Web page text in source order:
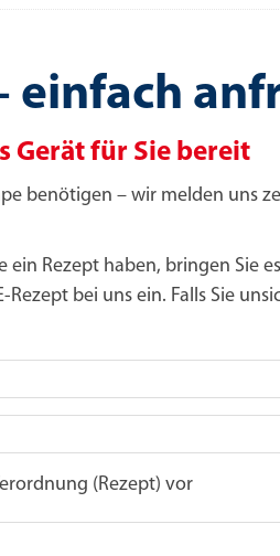
einfach
Gerät für Sie bereit
benötigen – wir melden uns
Rezept haben, bringen Sie
bei uns ein. Falls Sie
(Rezept) vor